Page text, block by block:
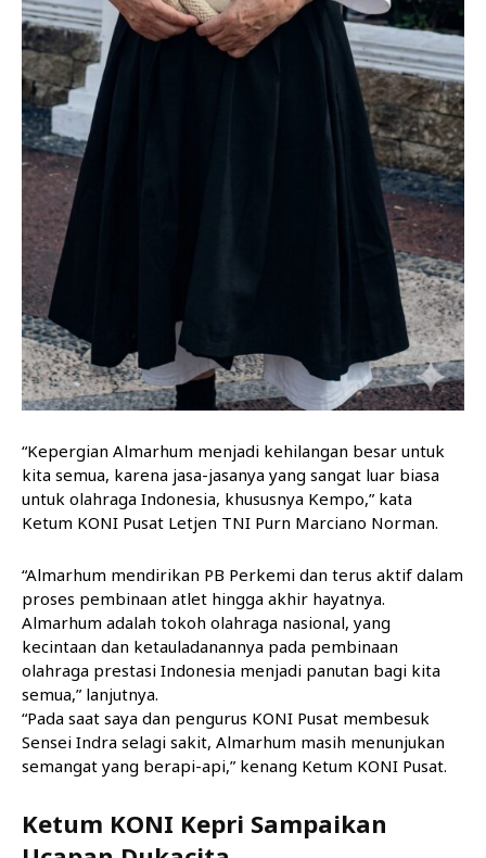
“Kepergian Almarhum menjadi kehilangan besar untuk
kita semua, karena jasa-jasanya yang sangat luar biasa
untuk olahraga Indonesia, khususnya Kempo,” kata
Ketum KONI Pusat Letjen TNI Purn Marciano Norman.
“Almarhum mendirikan PB Perkemi dan terus aktif dalam
proses pembinaan atlet hingga akhir hayatnya.
Almarhum adalah tokoh olahraga nasional, yang
kecintaan dan ketauladanannya pada pembinaan
olahraga prestasi Indonesia menjadi panutan bagi kita
semua,” lanjutnya.
“Pada saat saya dan pengurus KONI Pusat membesuk
Sensei Indra selagi sakit, Almarhum masih menunjukan
semangat yang berapi-api,” kenang Ketum KONI Pusat.
Ketum KONI Kepri Sampaikan